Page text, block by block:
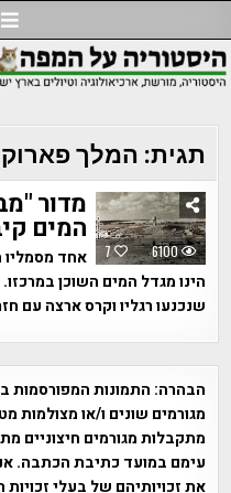
to
content
תגית: המלך
7 6100
מדור
המים
אחד מסמליו
הינו מגדל המים השוכן
שנכנעו רגליו וקרס ארצה עם
הבהרה: התמונות
מגורמים שונים ו/או
מתקבלות מגורמים
עימם במועד כתיבת הכתבה.
את זכויותיהם של בעלי זכויות